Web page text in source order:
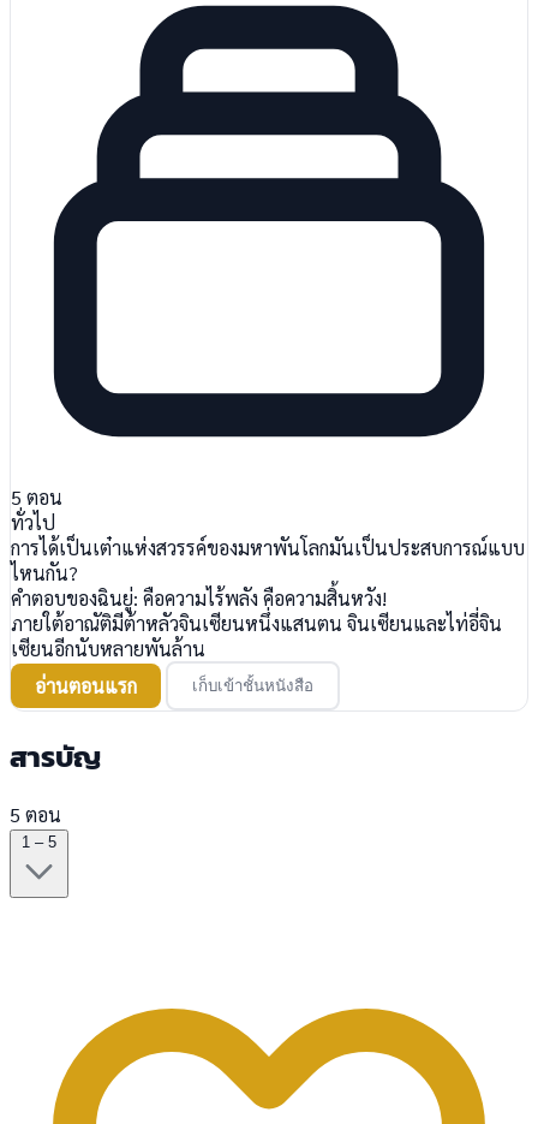
5 ตอน
ทั่วไป
การได้เป็นเต๋าแห่งสวรรค์ของมหาพันโลกมันเป็นประสบการณ์แบบ
ไหนกัน?
​คำตอบของฉินยู่: คือความไร้พลัง คือความสิ้นหวัง!
​ภายใต้อาณัติมีต้าหลัวจินเซียนหนึ่งแสนตน จินเซียนและไท่อี่จิน
เซียนอีกนับหลายพันล้าน
อ่านตอนแรก
เก็บเข้าชั้นหนังสือ
สารบัญ
5 ตอน
1 – 5